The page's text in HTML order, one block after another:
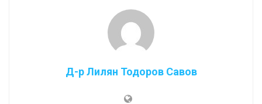
Д-р Лилян Тодоров Савов